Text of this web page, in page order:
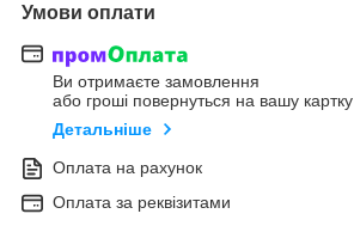
Умови оплати
Ви отримаєте замовлення
або гроші повернуться на вашу картку
Детальніше
Оплата на рахунок
Оплата за реквізитами